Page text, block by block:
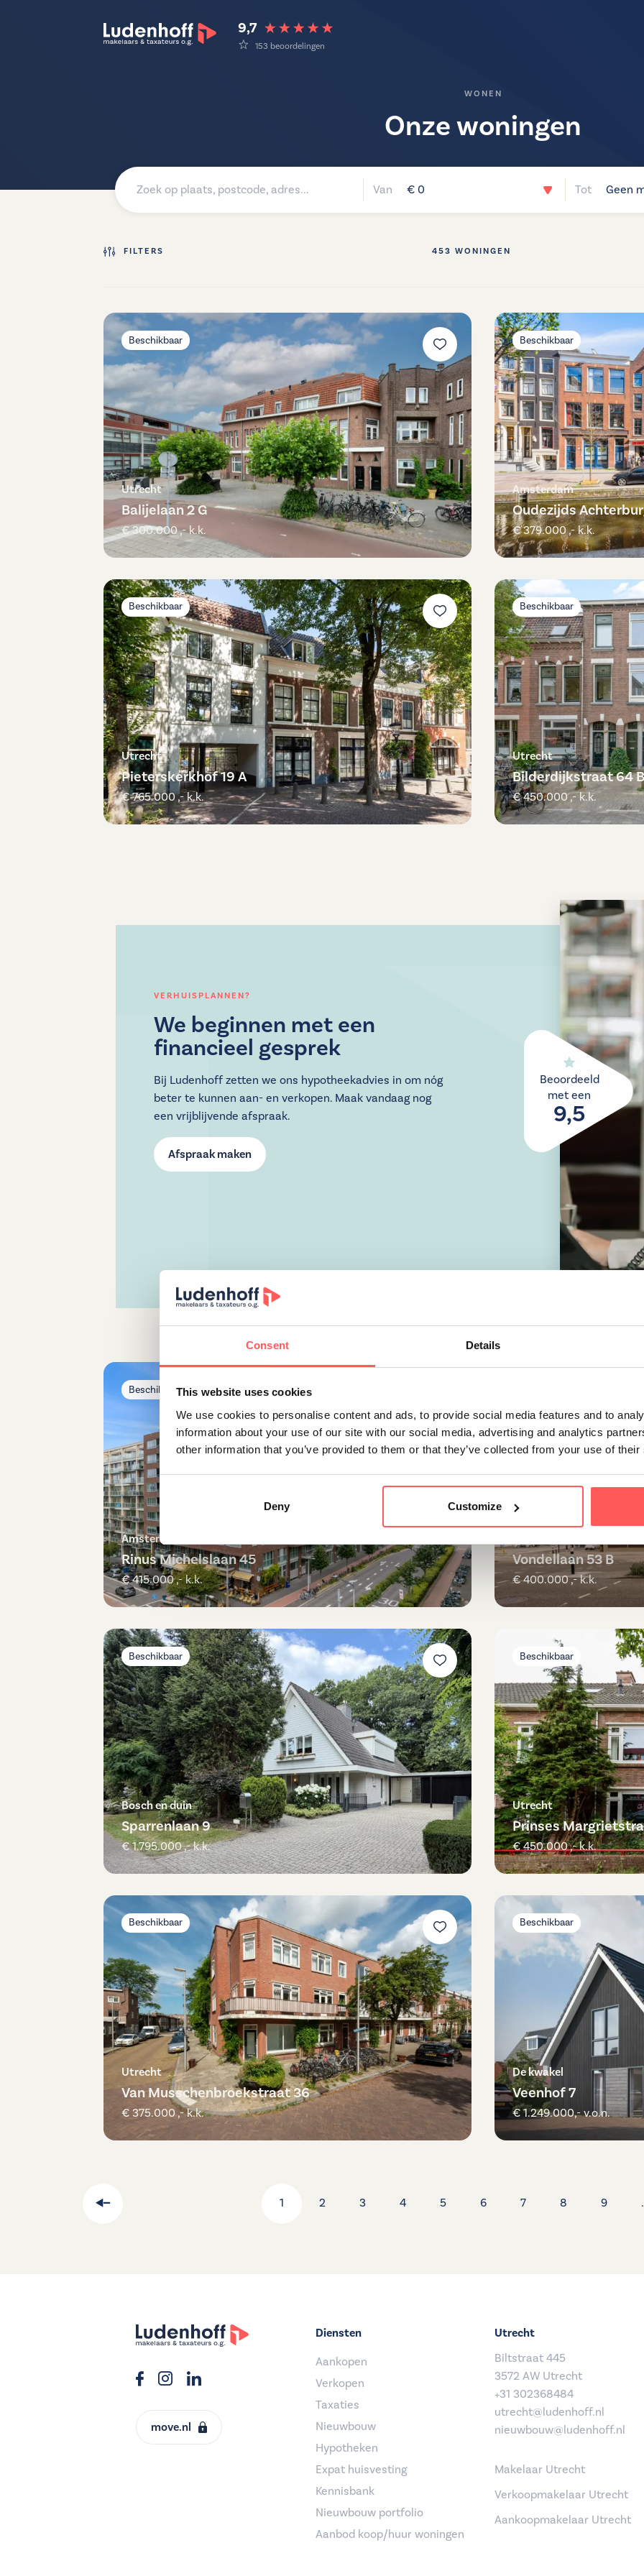
Consent Details
This website uses cookies
We use cookies to personalise content and ads, to provide social media features and to
information about your use of our site with our social media, advertising and analytics
other information that you’ve provided to them or that they’ve collected from your use of
Deny Customize
9,7
153 beoordelingen
WONEN
Onze woningen
€ 0 Geen
FILTERS 453 WONINGEN
Beschikbaar
Utrecht
Balijelaan 2 G
€ 300.000 ,- k.k.
Beschikbaar
Amsterdam
Oudezijds
€ 379.000 ,- k.k.
Beschikbaar
Utrecht
Pieterskerkhof 19 A
€ 765.000 ,- k.k.
Beschikbaar
Utrecht
Bilderdijkstraat 64
€ 450.000 ,- k.k.
Beoordeeld
met een
9,5
VERHUISPLANNEN?
We beginnen met een
financieel gesprek
Bij Ludenhoff zetten we ons hypotheekadvies in om nóg
beter te kunnen aan- en verkopen. Maak vandaag nog
een vrijblijvende afspraak.
Afspraak maken
Beschikbaar
Amsterdam
Rinus Michelslaan 45
€ 415.000 ,- k.k.
Vondellaan 53 B
€ 400.000 ,- k.k.
Beschikbaar
Bosch en duin
Sparrenlaan 9
€ 1.795.000 ,- k.k.
Beschikbaar
Utrecht
Prinses
€ 450.000 ,- k.k.
Beschikbaar
Utrecht
Van Musschenbroekstraat 36
€ 375.000 ,- k.k.
Beschikbaar
De kwakel
Veenhof 7
€ 1.249.000,- v.o.n.
1 2 3 4 5 6 7 8 9
move.nl
Diensten
Aankopen
Verkopen
Taxaties
Nieuwbouw
Hypotheken
Expat huisvesting
Kennisbank
Nieuwbouw portfolio
Aanbod koop/huur woningen
Utrecht
Biltstraat 445
3572 AW Utrecht
+31 302368484
utrecht@ludenhoff.nl
nieuwbouw@ludenhoff.nl
Makelaar Utrecht
Verkoopmakelaar Utrecht
Aankoopmakelaar Utrecht